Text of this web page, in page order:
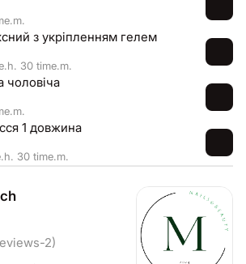
з укріпленням гелем
30 time.m.
чоловіча
1 довжина
30 time.m.
2)